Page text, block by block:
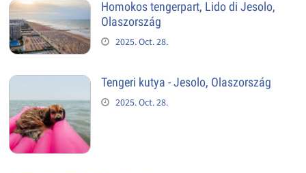
Homokos tengerpart, Lido di Jesolo,
Olaszország
2025. Oct. 28.
Tengeri kutya - Jesolo, Olaszország
2025. Oct. 28.